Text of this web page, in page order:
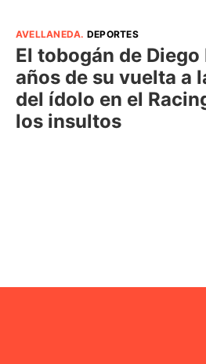
AVELLANEDA. DEPORTES
El tobogán de Diego
años de su vuelta a
del ídolo en el
los insultos